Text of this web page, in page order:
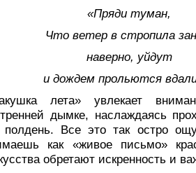
«Пряди туман,
Что ветер в стропила
наверно, уйдут
и дождем прольются
лета» увлекает
дымке, наслаждаясь
полдень. Все это так остро
как «живое письмо»
обретают искренность и